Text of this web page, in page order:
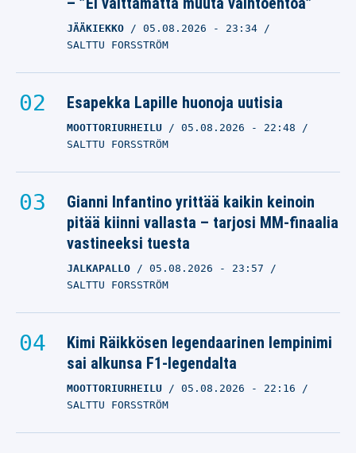
JÄÄKIEKKO 05.08.2026 - 23:34
SALTTU FORSSTRÖM
Esapekka Lapille huonoja uutisia
MOOTTORIURHEILU 05.08.2026 - 22:48
SALTTU FORSSTRÖM
Gianni Infantino yrittää kaikin keinoin
pitää kiinni vallasta – tarjosi MM-finaalia
vastineeksi tuesta
JALKAPALLO 05.08.2026 - 23:57
SALTTU FORSSTRÖM
Kimi Räikkösen legendaarinen lempinimi
sai alkunsa F1-legendalta
MOOTTORIURHEILU 05.08.2026 - 22:16
SALTTU FORSSTRÖM